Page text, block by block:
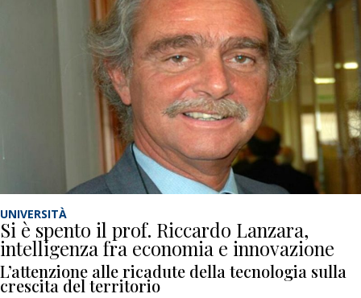
UNIVERSITÀ
Si è spento il prof. Riccardo Lanzara,
intelligenza fra economia e innovazione
L’attenzione alle ricadute della tecnologia sulla
crescita del territorio